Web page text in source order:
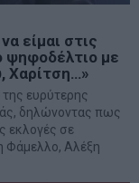
είμαι στις
ψηφοδέλτιο με
Χαρίτση…»
ευρύτερης
δηλώνοντας πως
εκλογές σε
Φάμελλο, Αλέξη